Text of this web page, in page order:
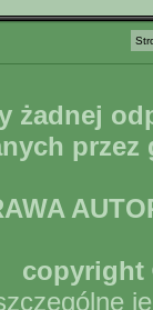
żadnej
copyright